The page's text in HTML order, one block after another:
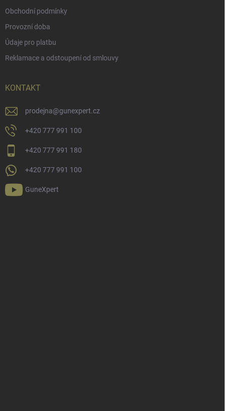
Obchodní podmínky
Provozní doba
Údaje pro platbu
Reklamace a odstoupení od smlouvy
KONTAKT
prodejna@gunexpert.cz
+420 777 991 100
+420 777 991 180
+420 777 991 100
GuneXpert